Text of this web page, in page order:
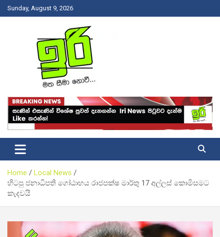
Skip
to
Sunday, August 9, 2026
Iri News
Home
Local News
හිටපු ජනාධිපති ගෝඨාභය රාජපක්ෂ මාර්තු 17 අල්ලස් කොමිසමට
කැදවයි